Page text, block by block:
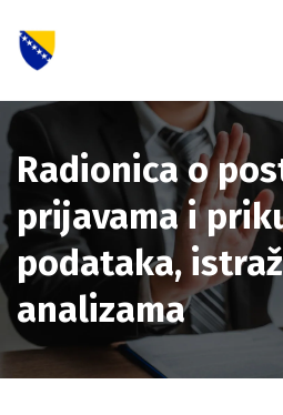
Radionica o
prijavama i
podataka,
analizama